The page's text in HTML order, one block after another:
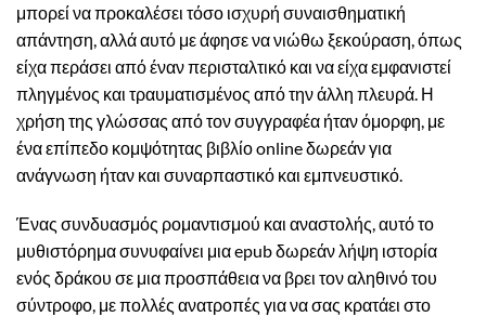
μπορεί να προκαλέσει τόσο ισχυρή συναισθηματική
απάντηση, αλλά αυτό με άφησε να νιώθω ξεκούραση, όπως
είχα περάσει από έναν περισταλτικό και να είχα εμφανιστεί
πληγμένος και τραυματισμένος από την άλλη πλευρά. Η
χρήση της γλώσσας από τον συγγραφέα ήταν όμορφη, με
ένα επίπεδο κομψότητας βιβλίο online δωρεάν για
ανάγνωση ήταν και συναρπαστικό και εμπνευστικό.
Ένας συνδυασμός ρομαντισμού και αναστολής, αυτό το
μυθιστόρημα συνυφαίνει μια epub δωρεάν λήψη ιστορία
ενός δράκου σε μια προσπάθεια να βρει τον αληθινό του
σύντροφο, με πολλές ανατροπές για να σας κρατάει στο